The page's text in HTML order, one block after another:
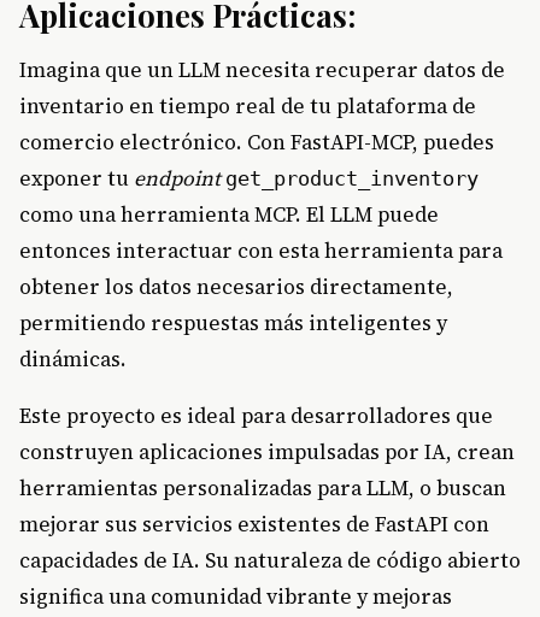
Aplicaciones Prácticas:
Imagina que un LLM necesita recuperar datos de
inventario en tiempo real de tu plataforma de
comercio electrónico. Con FastAPI-MCP, puedes
exponer tu endpoint get_product_inventory
como una herramienta MCP. El LLM puede
entonces interactuar con esta herramienta para
obtener los datos necesarios directamente,
permitiendo respuestas más inteligentes y
dinámicas.
Este proyecto es ideal para desarrolladores que
construyen aplicaciones impulsadas por IA, crean
herramientas personalizadas para LLM, o buscan
mejorar sus servicios existentes de FastAPI con
capacidades de IA. Su naturaleza de código abierto
significa una comunidad vibrante y mejoras